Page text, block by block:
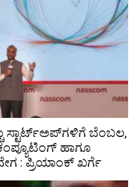
ಸ್ಟಾರ್ಟ್‌ಅಪ್‌ಗಳಿಗೆ ಬೆಂಬಲ,
ಹಾಗೂ
: ಪ್ರಿಯಾಂಕ್‌ ಖರ್ಗೆ